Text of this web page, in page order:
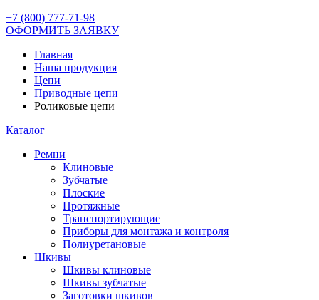
+7 (800) 777-71-98
ОФОРМИТЬ ЗАЯВКУ
Главная
Наша продукция
Цепи
Приводные цепи
Роликовые цепи
Каталог
Ремни
Клиновые
Зубчатые
Плоские
Протяжные
Транспортирующие
Приборы для монтажа и контроля
Полиуретановые
Шкивы
Шкивы клиновые
Шкивы зубчатые
Заготовки шкивов